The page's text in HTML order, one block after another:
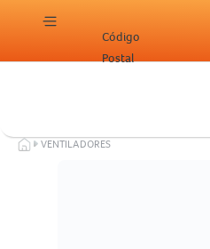
Código
Postal
VENTILADORES